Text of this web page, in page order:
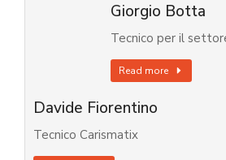
Giorgio Botta
Tecnico per il
Read more
Davide Fiorentino
Tecnico Carismatix